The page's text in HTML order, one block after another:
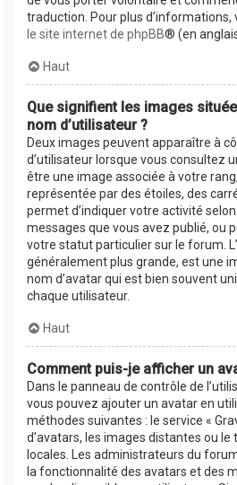
traduction. Pour plus d’informations,
le site internet de phpBB® (en
Haut
Que signifient les images
nom d’utilisateur ?
Deux images peuvent apparaître à
d’utilisateur lorsque vous consultez
être une image associée à votre
représentée par des étoiles, des
permet d’indiquer votre activité
messages que vous avez publié, ou
votre statut particulier sur le forum.
généralement plus grande, est une
nom d’avatar qui est bien souvent
chaque utilisateur.
Haut
Comment puis-je afficher un
Dans le panneau de contrôle de
vous pouvez ajouter un avatar en
méthodes suivantes : le service «
d’avatars, les images distantes ou le
locales. Les administrateurs du
la fonctionnalité des avatars et des